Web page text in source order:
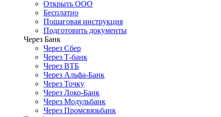
Открыть ООО
Бесплатно
Пошаговая инструкция
Подготовить документы
Через Банк
Через Сбер
Через Т-банк
Через ВТБ
Через Альфа-Банк
Через Точку
Через Локо-Банк
Через Модульбанк
Через Промсвязьбанк